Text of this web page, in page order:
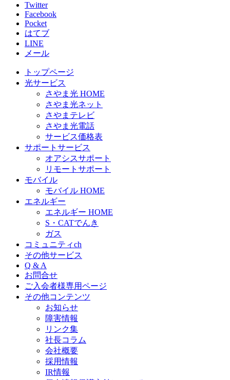
Twitter
Facebook
Pocket
はてブ
LINE
メール
トップページ
光サービス
さやま光 HOME
さやま光ネット
さやまテレビ
さやま光電話
サービス価格表
サポートサービス
オアシスサポート
リモートサポート
モバイル
モバイル HOME
エネルギー
エネルギー HOME
S・CATでんき
ガス
コミュニティch
その他サービス
Q & A
お問合せ
ご入会者様専用ページ
その他コンテンツ
お知らせ
障害情報
リンク集
社長コラム
会社概要
採用情報
IR情報